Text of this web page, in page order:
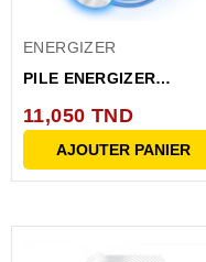
ENERGIZER
PILE ENERGIZER
U92BP2
11,050 TND
AJOUTER PANIER